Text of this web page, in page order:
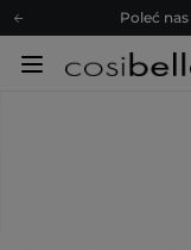
Poleć
Poleć